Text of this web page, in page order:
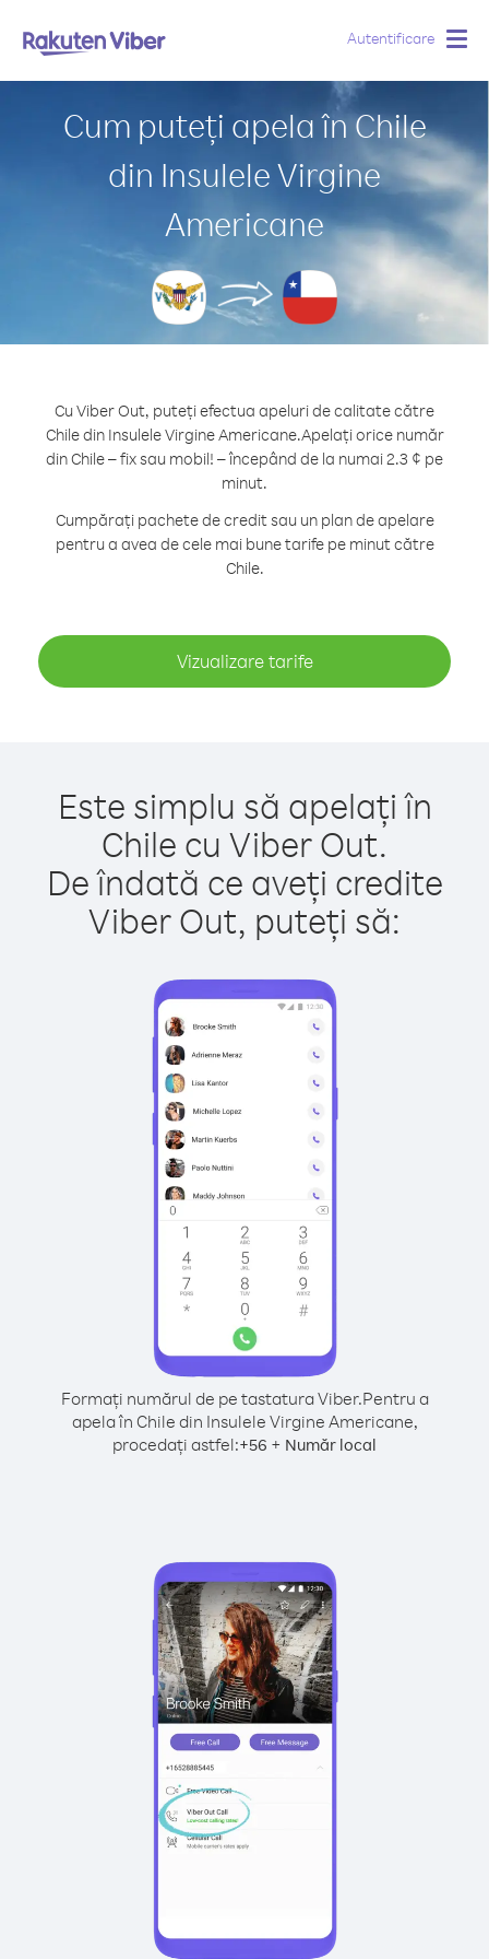
Autentificare
Cum puteți apela în Chile
din Insulele Virgine
Americane
Cu Viber Out, puteți efectua apeluri de calitate către
Chile din Insulele Virgine Americane.Apelați orice număr
din Chile – fix sau mobil! – începând de la numai 2.3 ¢ pe
minut.
Cumpărați pachete de credit sau un plan de apelare
pentru a avea de cele mai bune tarife pe minut către
Chile.
Vizualizare tarife
Este simplu să apelați în
Chile cu Viber Out.
De îndată ce aveți credite
Viber Out, puteți să:
Formați numărul de pe tastatura Viber.Pentru a
apela în Chile din Insulele Virgine Americane,
procedați astfel:+56 + Număr local